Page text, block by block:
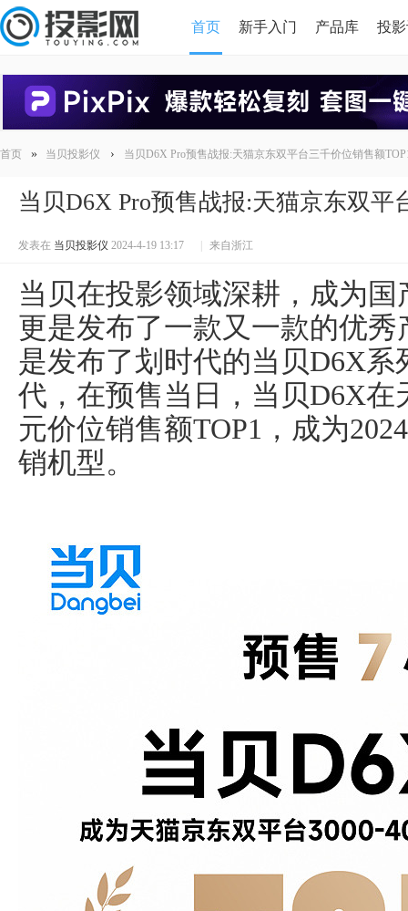
首页 新手入门 产品库 投
首页 » 当贝投影仪 › 当贝D6X Pro预售战报:天猫京东双平台三千价位销售额
当贝D6X Pro预售战报:天猫京东双平
发表在 当贝投影仪 2024-4-19 13:17 来自浙江
当贝在投影领域深耕，成为
更是发布了一款又一款的优秀
是发布了划时代的当贝D6X系
代，在预售当日，当贝D6X在
元价位销售额TOP1，成为
销机型。